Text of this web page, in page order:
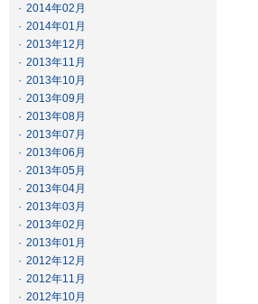
· 2014年02月
· 2014年01月
· 2013年12月
· 2013年11月
· 2013年10月
· 2013年09月
· 2013年08月
· 2013年07月
· 2013年06月
· 2013年05月
· 2013年04月
· 2013年03月
· 2013年02月
· 2013年01月
· 2012年12月
· 2012年11月
· 2012年10月